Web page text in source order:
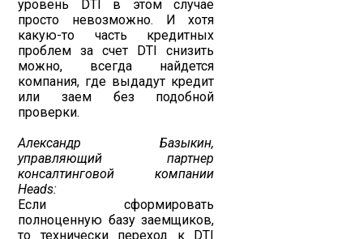
уровень DTI в этом случае
просто невозможно. И хотя
какую-то часть кредитных
проблем за счет DTI снизить
можно, всегда найдется
компания, где выдадут кредит
или заем без подобной
проверки.
Александр Базыкин,
управляющий партнер
консалтинговой компании
Heads:
Если сформировать
полноценную базу заемщиков,
то технически переход к DTI